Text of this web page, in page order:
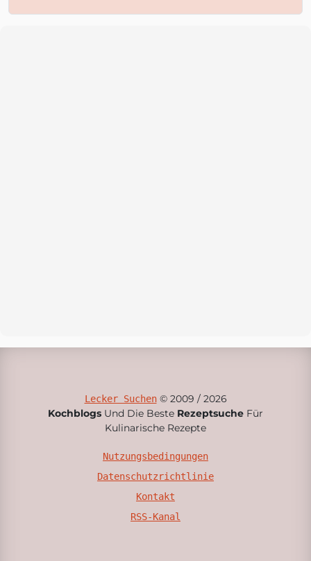
Lecker Suchen© 2009 / 2026
Kochblogs Und Die Beste Rezeptsuche Für
Kulinarische Rezepte
Nutzungsbedingungen
Datenschutzrichtlinie
Kontakt
RSS-Kanal